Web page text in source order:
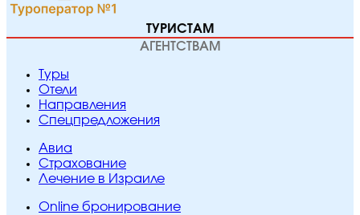
ТУРИСТАМ
АГЕНТСТВАМ
Туры
Отели
Направления
Спецпредложения
Авиа
Страхование
Лечение в Израиле
Online бронирование